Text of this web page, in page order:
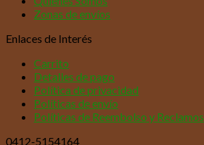
Zonas de envíos
Enlaces de Interés
Carrito
Detalles de pago
Política de privacidad
Políticas de envío
Políticas de Reembolso y Reclamos
0412-5154164